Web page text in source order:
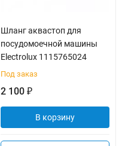
Шланг аквастоп для
посудомоечной машины
Electrolux 1115765024
Под заказ
2 100 ₽
В корзину